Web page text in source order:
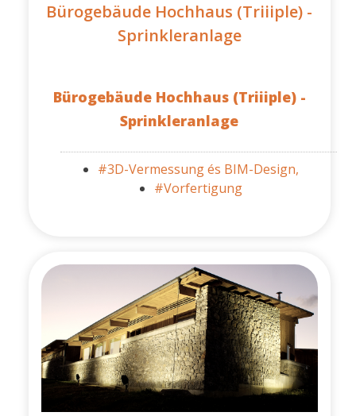
Bürogebäude Hochhaus (Triiiple) -
Sprinkleranlage
Bürogebäude Hochhaus (Triiiple) -
Sprinkleranlage
#3D-Vermessung és BIM-Design,
#Vorfertigung